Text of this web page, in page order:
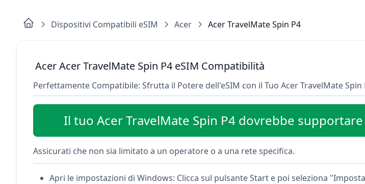
Dispositivi Compatibili eSIM Acer Acer TravelMate Spin P4
Acer Acer TravelMate Spin P4 eSIM Compatibilità
Perfettamente Compatibile: Sfrutta il Potere dell'eSIM con il Tuo Acer TravelMate Spin
Il tuo Acer TravelMate Spin P4 dovrebbe supportare
Assicurati che non sia limitato a un operatore o a una rete specifica.
Apri le impostazioni di Windows: Clicca sul pulsante Start e poi seleziona